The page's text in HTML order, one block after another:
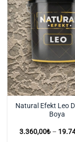
Natural Efekt Leo
Boya
3.360,00₺ –